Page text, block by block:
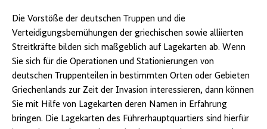
Die Vorstöße der deutschen Truppen und die
Verteidigungsbemühungen der griechischen sowie alliierten
Streitkräfte bilden sich maßgeblich auf Lagekarten ab. Wenn
Sie sich für die Operationen und Stationierungen von
deutschen Truppenteilen in bestimmten Orten oder Gebieten
Griechenlands zur Zeit der Invasion interessieren, dann können
Sie mit Hilfe von Lagekarten deren Namen in Erfahrung
bringen. Die Lagekarten des Führerhauptquartiers sind hierfür